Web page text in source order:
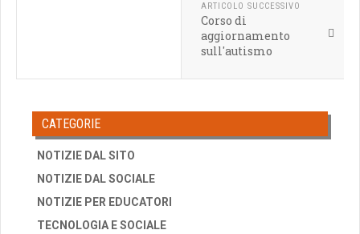
ARTICOLO SUCCESSIVO
Corso di
aggiornamento
sull'autismo
CATEGORIE
NOTIZIE DAL SITO
NOTIZIE DAL SOCIALE
NOTIZIE PER EDUCATORI
TECNOLOGIA E SOCIALE